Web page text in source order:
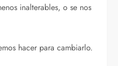
inalterables, o se nos
hacer para cambiarlo.